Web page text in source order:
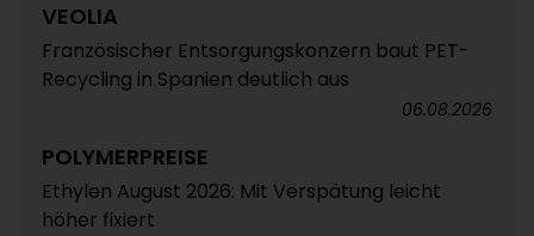
VEOLIA
Französischer Entsorgungskonzern baut PET-
Recycling in Spanien deutlich aus
06.08.2026
POLYMERPREISE
Ethylen August 2026: Mit Verspätung leicht
höher fixiert